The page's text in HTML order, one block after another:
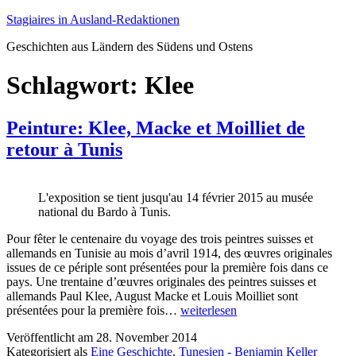
Zum
springen
Stagiaires in Ausland-Redaktionen
Geschichten aus Ländern des Südens und Ostens
Schlagwort: Klee
Peinture: Klee, Macke et Moilliet de
retour à Tunis
L'exposition se tient jusqu'au 14 février 2015 au musée
national du Bardo à Tunis.
Pour fêter le centenaire du voyage des trois peintres suisses et
allemands en Tunisie au mois d’avril 1914, des œuvres originales
issues de ce périple sont présentées pour la première fois dans ce
pays. Une trentaine d’œuvres originales des peintres suisses et
allemands Paul Klee, August Macke et Louis Moilliet sont
présentées pour la première fois… Peinture:
Macke
et
weiterlesen
Veröffentlicht am 28. November 2014
Kategorisiert als Eine Geschichte, Tunesien - Benjamin Keller